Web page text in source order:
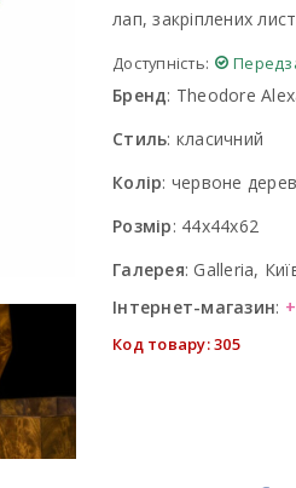
лап, закріплених
Доступність:
Бренд: Theodore
Стиль: класичний
Колір: червоне
Розмір: 44x44x62
Галерея: Galleria,
Інтернет-магазин:
Код товару: 305